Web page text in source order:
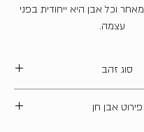
וכל אבן היא ייחודית בפני
עצמה.
סוג זהב
פירוט אבן חן